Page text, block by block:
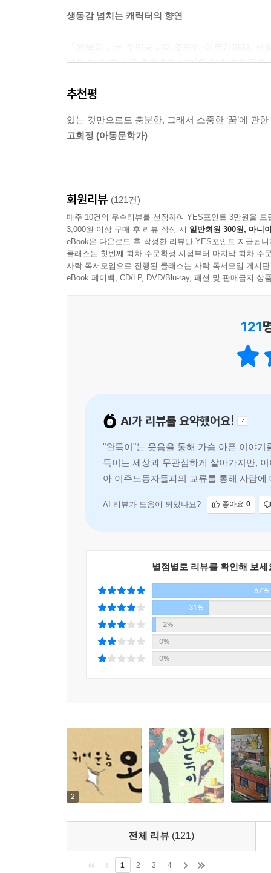
생동감 넘치는 캐릭터의 향연
가진 건 타고난 두 주먹뿐인 뜨거운 청춘 도완득
등도 매력 만점의 주인공이다. 완득이가 교회에
차차차보다 유쾌하게, 킥복싱보다 통쾌하게!
내달리는 이야기 속에서 독자들은 차차차보다
발을 목격하게 될 것이다.
‘희망’이라는 촌스러운 단어의 화려한 부활
또 하나, 『완득이』가 지닌 가장 강력한 무기는
자신만의 길을 찾아가는 것이다. 온실의 화초는
촌스러운 단어의 진정한 의미를 되새길 수 있을 것
많았던 완득이도 그간 꽤 바지런했습니다. 연
녀석이라 저를 탄생시킨 작가 따위 뒤로하고 스
많은 사랑을 받고 자란 아이 특유의 구김살 없는
추천평
있는 것만으로도 충분한, 그래서 소중한 ‘꿈’에 관
고희정 (아동문학가)
회원리뷰 (121건)
매주 10건의 우수리뷰를 선정하여 YES포인트 3만원을 드
3,000원 이상 구매 후 리뷰 작성 시 일반회원 300원, 마니
eBook은 다운로드 후 작성한 리뷰만 YES포인트 지급됩니
클래스는 첫번째 회차 주문확정 시점부터 마지막 회차 주
사락 독서모임으로 진행된 클래스는 사락 독서모임 게시
eBook 페이백, CD/LP, DVD/Blu-ray, 패션 및 판매금지 상
121
AI가 리뷰를 요약했어요!
"완득이"는 웃음을 통해 가슴 아픈 이야
득이는 세상과 무관심하게 살아가지만,
아 이주노동자들과의 교류를 통해 사람
AI 리뷰가 도움이 되었나요? 좋아요 0
별점별로 리뷰를 확인해 보세
67%
31%
2%
0%
0%
2
전체 리뷰 (121)
1 2 3 4